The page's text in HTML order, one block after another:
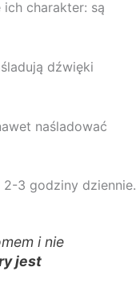
charakter: są
dźwięki
naśladować
3 godziny dziennie.
i nie
jest